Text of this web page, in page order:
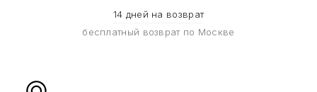
14 дней на возврат
бесплатный возврат по Москве